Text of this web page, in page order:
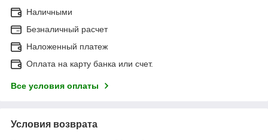
Наличными
Безналичный расчет
Наложенный платеж
Оплата на карту банка или счет.
Все условия оплаты
Условия возврата